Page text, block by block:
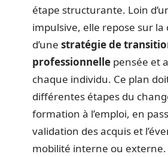
étape structurante. Loin
impulsive, elle repose sur
d’une stratégie de
professionnelle pensée et
chaque individu. Ce plan
différentes étapes du
formation à l’emploi, en
validation des acquis et
mobilité interne ou externe.